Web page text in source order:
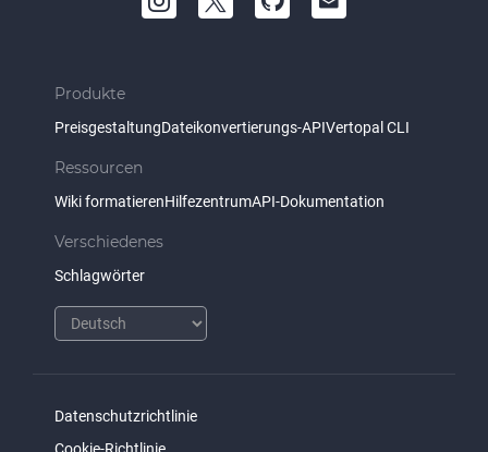
Produkte
PreisgestaltungDateikonvertierungs-APIVertopal CLI
Ressourcen
Wiki formatierenHilfezentrumAPI-Dokumentation
Verschiedenes
Schlagwörter
Datenschutzrichtlinie